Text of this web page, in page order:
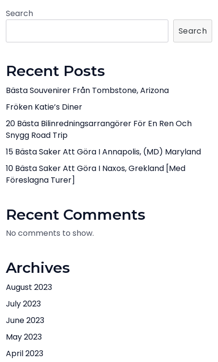
Search
Search
Recent Posts
Bästa Souvenirer Från Tombstone, Arizona
Fröken Katie’s Diner
20 Bästa Bilinredningsarrangörer För En Ren Och
Snygg Road Trip
15 Bästa Saker Att Göra I Annapolis, (MD) Maryland
10 Bästa Saker Att Göra I Naxos, Grekland [med
Föreslagna Turer]
Recent Comments
No comments to show.
Archives
August 2023
July 2023
June 2023
May 2023
April 2023